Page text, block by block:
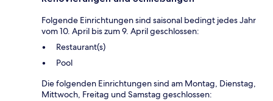
Folgende Einrichtungen sind saisonal bedingt jedes Jahr
vom 10. April bis zum 9. April geschlossen:
Restaurant(s)
Pool
Die folgenden Einrichtungen sind am Montag, Dienstag,
Mittwoch, Freitag und Samstag geschlossen: